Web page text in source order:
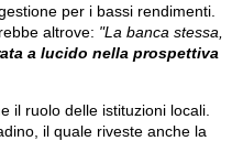
per i bassi rendimenti.
altrove: "La banca stessa,
a lucido nella prospettiva
il ruolo delle istituzioni locali.
il quale riveste anche la